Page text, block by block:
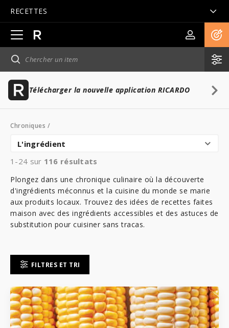
RECETTES
Ouvrir
la
navigation
principale
Télécharger la nouvelle application RICARDO
Chroniques /
L'ingrédient
1-24 sur 116 résultats
Plongez dans une chronique culinaire où la découverte
d'ingrédients méconnus et la cuisine du monde se marie
aux produits locaux. Trouvez des idées de recettes faites
maison avec des ingrédients accessibles et des astuces de
substitution pour cuisiner sans tracas.
FILTRES ET TRI